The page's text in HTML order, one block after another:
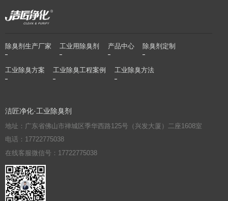
除臭剂生产厂家 工业用除臭剂 产品中心 除臭剂定制
工业除臭方案 工业除臭工程案例 工业除臭方法
洁匠净化·工业除臭剂
地址：广东省佛山市禅城区季华西路125号（兴发大厦）二座1608室
电话：17722775038
在线客服微信号：17722775038